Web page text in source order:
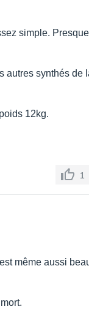
simple. Presque
autres synthés de
12kg.
1
même aussi